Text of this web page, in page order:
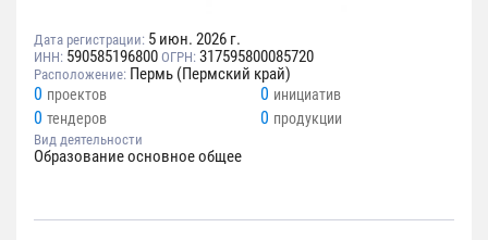
Дата регистрации: 5 июн. 2026 г.
ИНН: 590585196800 ОГРН: 317595800085720
Расположение: Пермь (Пермский край)
0 проектов 0 инициатив
0 тендеров 0 продукции
Вид деятельности
Образование основное общее